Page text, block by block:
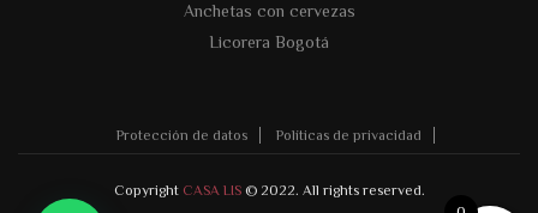
Anchetas con cervezas
Licorera Bogotá
Protección de datos Políticas de privacidad
CopyrightCASA LIS© 2022. All rights reserved.